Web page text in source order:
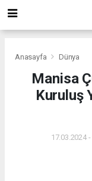
Anasayfa Dünya
Manisa
Kuruluş
17.03.2024